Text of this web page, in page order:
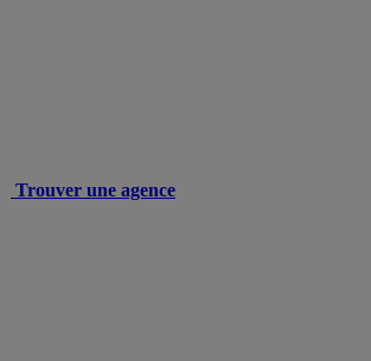
Trouver une agence